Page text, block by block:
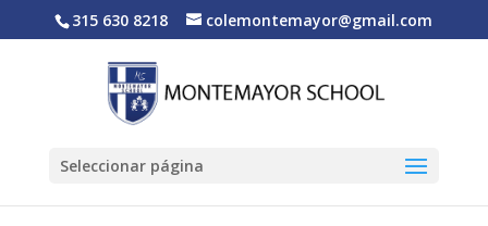
315 630 8218 colemontemayor@gmail.com
Seleccionar página